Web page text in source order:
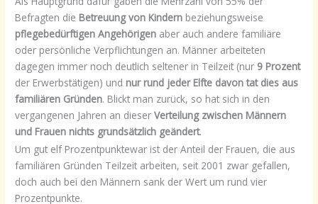
Befragten die Betreuung von Kindern beziehungsweise
pflegebedürftigen Angehörigen aber auch andere familiäre
oder persönliche Verpflichtungen an. Männer arbeiteten
dagegen immer noch deutlich seltener in Teilzeit (nur 9 Prozent
der Erwerbstätigen) und nur rund jeder Elfte davon tat dies aus
familiären Gründen. Blickt man zurück, so hat sich in den
vergangenen Jahren an dieserVerteilung zwischen Männern
und Frauen nichts grundsätzlich geändert.
Um gut elf Prozentpunktewar ist der Anteil der Frauen, die aus
familiären Gründen Teilzeit arbeiten, seit 2001 zwar gefallen,
doch auch bei den Männern sank der Wert um rund vier
Prozentpunkte.